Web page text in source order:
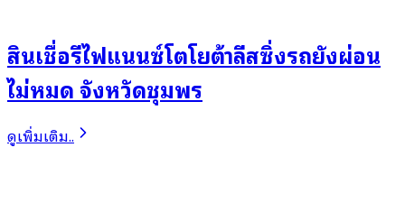
สินเชื่อรีไฟแนนซ์โตโยต้าลีสซิ่งรถยังผ่อน
ไม่หมด จังหวัดชุมพร
ดูเพิ่มเติม..